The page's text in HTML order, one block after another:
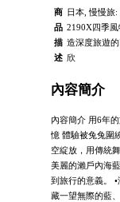
商
品
描
述
日本, 慢慢旅:
2190X四季
造深度旅遊
欣
內容簡介
內容簡介 用6年
憶 體驗被兔兔圍
空綻放，用傳統
美麗的瀨戶內海
到旅行的意義。
藏一望無際的藍